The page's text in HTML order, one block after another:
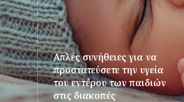
Απλές συνήθειες για να
προστατεύσετε την υγεία
του εντέρου των παιδιών
στις διακοπές